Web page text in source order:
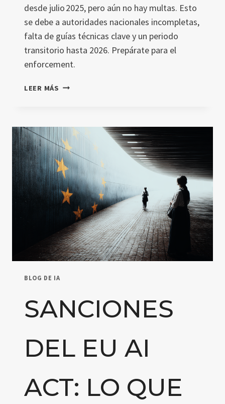
desde julio 2025, pero aún no hay multas. Esto
se debe a autoridades nacionales incompletas,
falta de guías técnicas clave y un periodo
transitorio hasta 2026. Prepárate para el
enforcement.
LEER MÁS EL
VIGOR.
LA
AUSENCIA
DE
MULTAS
ES
ESTRUCTURAL,
NO
PERMANENTE.
BLOG DE IA
SANCIONES
DEL EU AI
ACT: LO QUE